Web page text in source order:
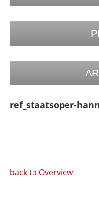
ref_staatsoper-
back to Overview